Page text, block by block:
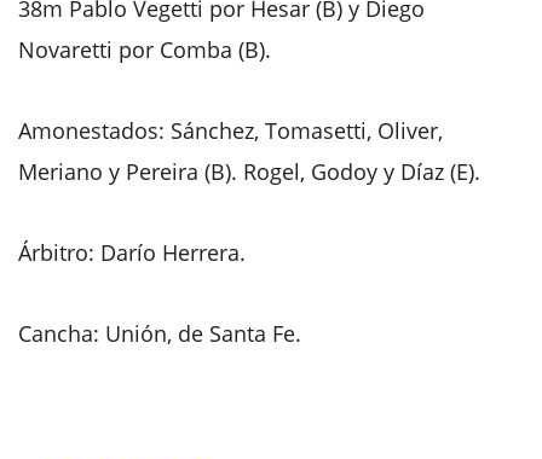
38m Pablo Vegetti por Hesar (B) y Diego
Novaretti por Comba (B).
Amonestados: Sánchez, Tomasetti, Oliver,
Meriano y Pereira (B). Rogel, Godoy y Díaz (E).
Árbitro: Darío Herrera.
Cancha: Unión, de Santa Fe.